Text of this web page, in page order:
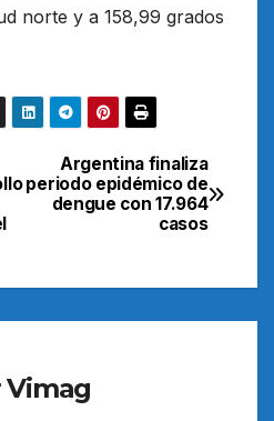
norte y a 158,99 grados
Argentina finaliza
periodo epidémico de
dengue con 17.964
casos
Vimag